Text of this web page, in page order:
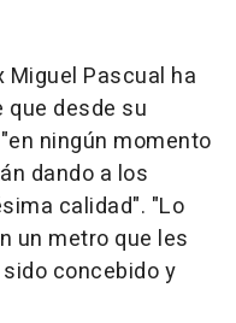
Miguel Pascual ha
que desde su
ningún momento
dando a los
calidad". "Lo
un metro que les
concebido y